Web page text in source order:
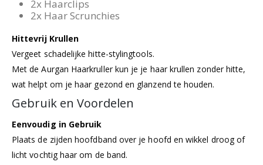
2x Haarclips
2x Haar Scrunchies
Hittevrij Krullen
Vergeet schadelijke hitte-stylingtools.
Met de Aurgan Haarkruller kun je je haar krullen zonder hitte,
wat helpt om je haar gezond en glanzend te houden.
Gebruik en Voordelen
Eenvoudig in Gebruik
Plaats de zijden hoofdband over je hoofd en wikkel droog of
licht vochtig haar om de band.